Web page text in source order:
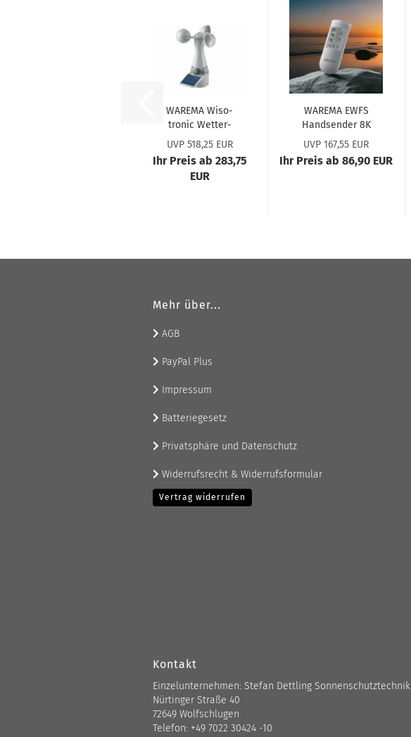
WA­RE­MA Wiso­
tro­nic Wet­ter­
sta­ti­on Mul­ti­
sen­se #1002824
UVP 518,25 EUR
Ihr Preis ab 283,75
EUR
WA­RE­MA EWFS
Hand­sen­der 8K
#2035341
#2035342
#2035343
UVP 167,55 EUR
Ihr Preis ab 86,90 EUR
Mehr über...
AGB
PayPal Plus
Impressum
Batteriegesetz
Privatsphäre und Datenschutz
Widerrufsrecht & Widerrufsformular
Vertrag widerrufen
Kontakt
Einzelunternehmen: Stefan Dettling Sonnenschutztechnik
Nürtinger Straße 40
72649 Wolfschlugen
Telefon: +49 7022 30424 -10